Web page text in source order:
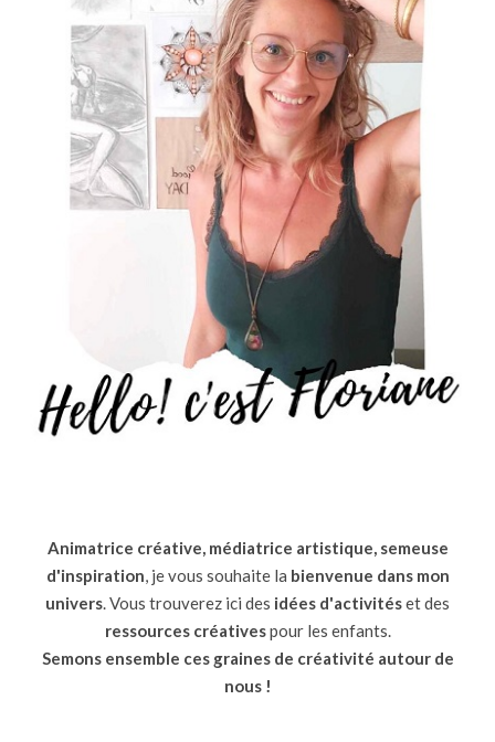
Animatrice créative, médiatrice artistique, semeuse
d'inspiration, je vous souhaite la bienvenue dans mon
univers. Vous trouverez ici des idées d'activitéset des
ressources créativespour les enfants.
Semons ensemble ces graines de créativité autour de
nous !